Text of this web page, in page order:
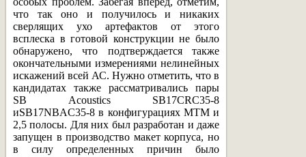
что так оно и получилось и никаких
сверлящих ухо артефактов от этого
всплеска в готовой конструкции не было
обнаружено, что подтверждается также
окончательными измерениями нелинейных
искажений всей АС. Нужно отметить, что в
кандидатах также рассматривались пары
SB Acoustics SB17CRC35-8
иSB17NBAC35-8 в конфигурациях МТМ и
2,5 полосы. Для них был разработан и даже
запущен в производство макет корпуса, но
в силу определенных причин было